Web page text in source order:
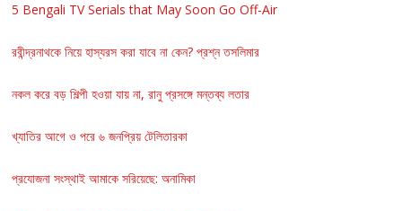
5 Bengali TV Serials that May Soon Go Off-Air
রবীন্দ্রনাথকে নিয়ে হাস্যরস করা যাবে না কেন? প্রশ্ন তসলিমার
নকল করে বড় শিল্পী হওয়া যায় না, রানু প্রসঙ্গে মন্তব্য লতার
খ্যাতির আগে ও পরে ৬ জনপ্রিয় টেলিতারকা
প্রযোজনা সংস্থাই আমাকে সরিয়েছে: অনামিকা